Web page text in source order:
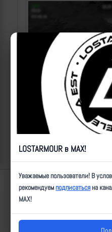
Операторы Центра
Сумском направлении
Lostarmour | Carthago
LOSTARMOUR в MAX!
Уважаемые пользователи! В
рекомендуемподписатьсяна
MAX!